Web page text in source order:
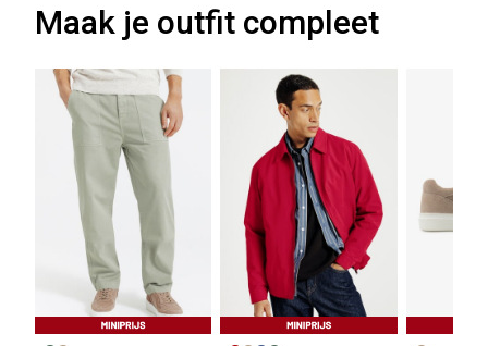
Maak je outfit compleet